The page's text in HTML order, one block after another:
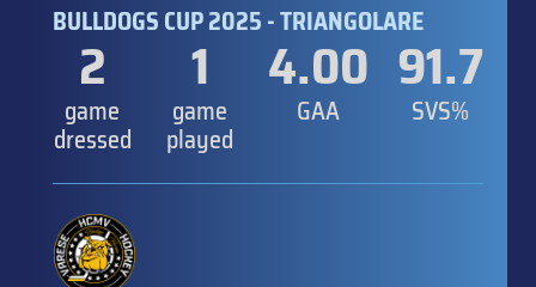
BULLDOGS CUP 2025 - TRIANGOLARE
2
game
dressed
1
game
played
4.00
GAA
91.7
SVS%